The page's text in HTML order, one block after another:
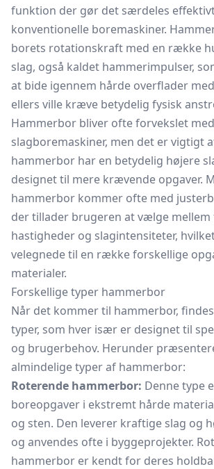
funktion der gør det særdeles
konventionelle boremaskiner.
borets rotationskraft med en række
slag, også kaldet hammerimpulser,
at bide igennem hårde overflader
ellers ville kræve betydelig fysisk
Hammerbor bliver ofte forvekslet med
slagboremaskiner, men det er vigtigt
hammerbor har en betydelig højere
designet til mere krævende opgaver.
hammerbor kommer ofte med
der tillader brugeren at vælge
hastigheder og slagintensiteter,
velegnede til en række forskellige
materialer.
Forskellige typer hammerbor
Når det kommer til hammerbor,
typer, som hver især er designet til
og brugerbehov. Herunder
almindelige typer af hammerbor:
Roterende hammerbor: Denne type
boreopgaver i ekstremt hårde
og sten. Den leverer kraftige slag og
og anvendes ofte i byggeprojekter.
hammerbor er kendt for deres